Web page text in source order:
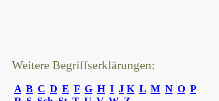
Weitere Begriffserklärungen:
A B C D E F G H I J K L M N O P